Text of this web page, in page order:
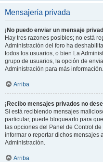
Mensajería privada
¡No puedo enviar un mensaje
Hay tres razones posibles; no está
Administración del foro ha
todos los usuarios, o bien La
grupo de usuarios, la opción de
Administración para más información.
Arriba
¡Recibo mensajes privados no
Si está recibiendo mensajes
particular, puede bloquearlo para
las opciones del Panel de Control
informar o reportar dichos mensajes
Administración.
Arriba